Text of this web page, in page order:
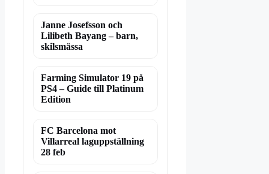
Janne Josefsson och
Lilibeth Bayang – barn,
skilsmässa
Farming Simulator 19 på
PS4 – Guide till Platinum
Edition
FC Barcelona mot
Villarreal laguppställning
28 feb